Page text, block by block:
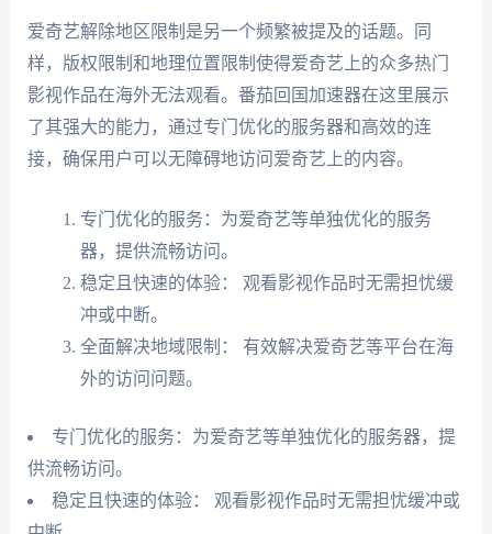
爱奇艺解除地区限制是另一个频繁被提及的话题。同
样，版权限制和地理位置限制使得爱奇艺上的众多热门
影视作品在海外无法观看。番茄回国加速器在这里展示
了其强大的能力，通过专门优化的服务器和高效的连
接，确保用户可以无障碍地访问爱奇艺上的内容。
专门优化的服务：为爱奇艺等单独优化的服务
器，提供流畅访问。
稳定且快速的体验： 观看影视作品时无需担忧缓
冲或中断。
全面解决地域限制： 有效解决爱奇艺等平台在海
外的访问问题。
专门优化的服务：为爱奇艺等单独优化的服务器，提
供流畅访问。
稳定且快速的体验： 观看影视作品时无需担忧缓冲或